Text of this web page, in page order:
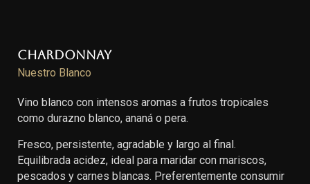
Chardonnay
Nuestro Blanco
Vino blanco con intensos aromas a frutos tropicales
como durazno blanco, ananá o pera.
Fresco, persistente, agradable y largo al final.
Equilibrada acidez, ideal para maridar con mariscos,
pescados y carnes blancas. Preferentemente consumir